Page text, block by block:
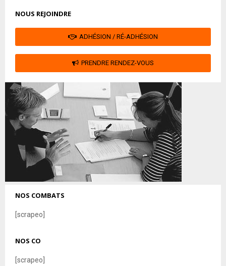
NOUS REJOINDRE
ADHÉSION / RÉ-ADHÉSION
PRENDRE RENDEZ-VOUS
NOS COMBATS
[scrapeo]
NOS CO
[scrapeo]